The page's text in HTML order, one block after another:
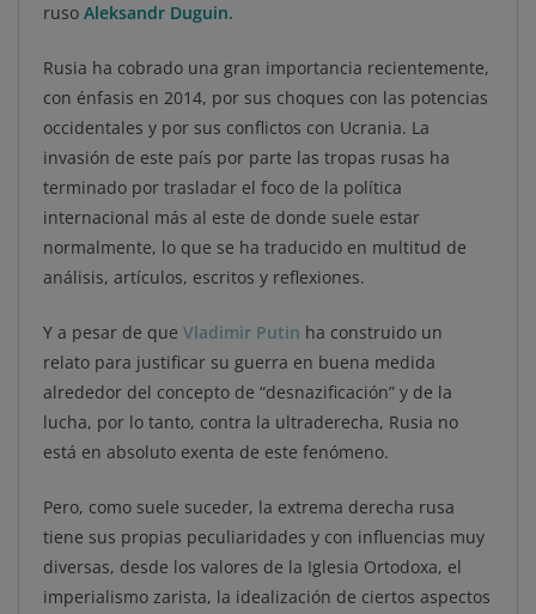
ruso Aleksandr Duguin.
Rusia ha cobrado una gran importancia recientemente,
con énfasis en 2014, por sus choques con las potencias
occidentales y por sus conflictos con Ucrania. La
invasión de este país por parte las tropas rusas ha
terminado por trasladar el foco de la política
internacional más al este de donde suele estar
normalmente, lo que se ha traducido en multitud de
análisis, artículos, escritos y reflexiones.
Y a pesar de que Vladimir Putin ha construido un
relato para justificar su guerra en buena medida
alrededor del concepto de “desnazificación” y de la
lucha, por lo tanto, contra la ultraderecha, Rusia no
está en absoluto exenta de este fenómeno.
Pero, como suele suceder, la extrema derecha rusa
tiene sus propias peculiaridades y con influencias muy
diversas, desde los valores de la Iglesia Ortodoxa, el
imperialismo zarista, la idealización de ciertos aspectos